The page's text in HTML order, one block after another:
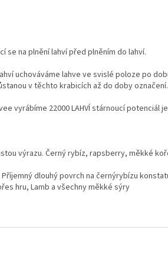
se na plnění lahví před plněním do lahví.
uchováváme lahve ve svislé poloze po
v těchto krabicích až do doby
vyrábíme 22000 LAHVÍ stárnoucí
výrazu. Černý rybíz, rapsberry, měkké
dlouhý povrch na černýrybízu
hru, Lamb a všechny měkké sýry